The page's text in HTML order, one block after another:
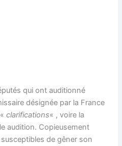
qui ont auditionné
désignée par la France
«clarifications« , voire la
audition. Copieusement
de gêner son